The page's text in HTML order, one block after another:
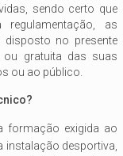
sendo certo que
as
disposto no presente
ou gratuita das suas
ou ao público.
formação exigida ao
desportiva,